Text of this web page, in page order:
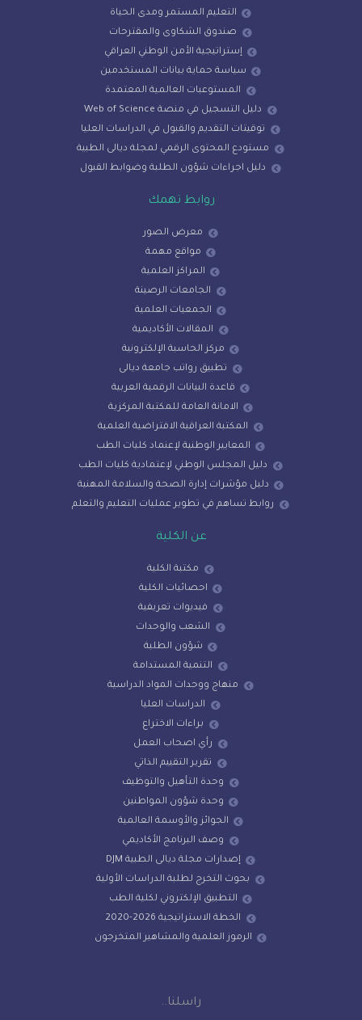
التعليم المستمر ومدى الحياة
صندوق الشكاوى والمقترحات
إستراتيجية الأمن الوطني العراقي
سياسة حماية بيانات المستخدمين
المستوعبات العالمية المعتمدة
دليل التسجيل في منصة Web of Science
توقيتات التقديم والقبول في الدراسات العليا
مستودع المحتوى الرقمي لمجلة ديالى الطبية
دليل اجراءات شؤون الطلبة وضوابط القبول
معرض الصور
المراكز العلمية
الجامعات الرصينة
الجمعيات العلمية
المقالات الأكاديمية
مركز الحاسبة الإلكترونية
تطبيق رواتب جامعة ديالى
قاعدة البيانات الرقمية العربية
الامانة العامة للمكتبة المركزية
المكتبة العراقية الافتراضية العلمية
المعايير الوطنية لإعنماد كليات الطب
دليل المجلس الوطني لإعتمادية كليات الطب
دليل مؤشرات إدارة الصحة والسلامة المهنية
روابط تساهم في تطوير عمليات التعليم والتعلم
احصائيات الكلية
فيديوات تعريفية
الشعب والوحدات
شؤون الطلبة
التنمية المستدامة
منهاج ووحدات المواد الدراسية
الدراسات العليا
براءات الاختراع
رأي اصحاب العمل
تقرير التقييم الذاتي
وحدة التأهيل والتوظيف
وحدة شؤون المواطنين
الجوائز والأوسمة العالمية
وصف البرنامج الأكاديمي
إصدارات مجلة ديالى الطبية DJM
بحوث التخرج لطلبة الدراسات الأولية
التطبيق الإلكتروني لكلية الطب
الخطة الاستراتيجية 2026-2020
الرموز العلمية والمشاهير المتخرجون